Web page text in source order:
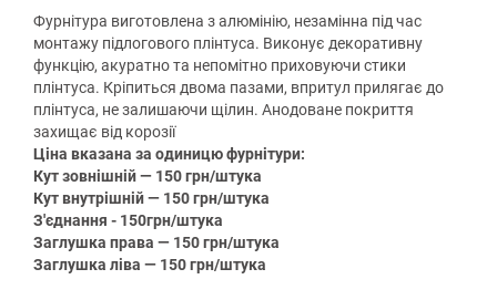
Фурнітура виготовлена з алюмінію, незамінна під час
монтажу підлогового плінтуса. Виконує декоративну
функцію, акуратно та непомітно приховуючи стики
плінтуса. Кріпиться двома пазами, впритул прилягає до
плінтуса, не залишаючи щілин. Анодоване покриття
захищає від корозії
Ціна вказана за одиницю фурнітури:
Кут зовнішній — 150 грн/штука
Кут внутрішній — 150 грн/штука
З'єднання - 150грн/штука
Заглушка права — 150 грн/штука
Заглушка ліва — 150 грн/штука